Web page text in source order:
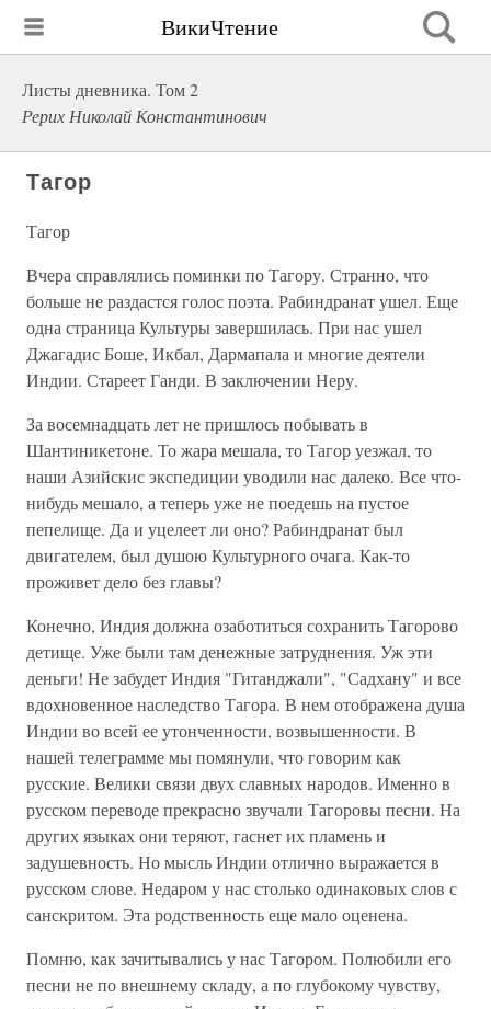
ВикиЧтение
Листы дневника. Том 2
Рерих Николай Константинович
Тагор
Тагор
Вчера справлялись поминки по Тагору. Странно, что
больше не раздастся голос поэта. Рабиндранат ушел. Еще
одна страница Культуры завершилась. При нас ушел
Джагадис Боше, Икбал, Дармапала и многие деятели
Индии. Стареет Ганди. В заключении Неру.
За восемнадцать лет не пришлось побывать в
Шантиникетоне. То жара мешала, то Тагор уезжал, то
наши Азийскис экспедиции уводили нас далеко. Все что-
нибудь мешало, а теперь уже не поедешь на пустое
пепелище. Да и уцелеет ли оно? Рабиндранат был
двигателем, был душою Культурного очага. Как-то
проживет дело без главы?
Конечно, Индия должна озаботиться сохранить Тагорово
детище. Уже были там денежные затруднения. Уж эти
деньги! Не забудет Индия "Гитанджали", "Садхану" и все
вдохновенное наследство Тагора. В нем отображена душа
Индии во всей ее утонченности, возвышенности. В
нашей телеграмме мы помянули, что говорим как
русские. Велики связи двух славных народов. Именно в
русском переводе прекрасно звучали Тагоровы песни. На
других языках они теряют, гаснет их пламень и
задушевность. Но мысль Индии отлично выражается в
русском слове. Недаром у нас столько одинаковых слов с
санскритом. Эта родственность еще мало оценена.
Помню, как зачитывались у нас Тагором. Полюбили его
песни не по внешнему складу, а по глубокому чувству,